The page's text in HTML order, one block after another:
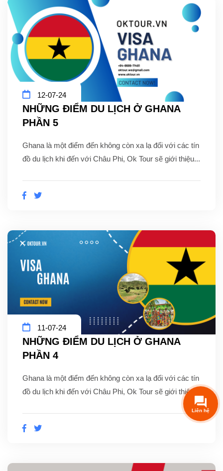
12-07-24
NHỮNG ĐIỂM DU LỊCH Ở GHANA
PHẦN 5
Ghana là một điểm đến không còn xa lạ đối với các tín
đồ du lịch khi đến với Châu Phi, Ok Tour sẽ giới thiệu...
11-07-24
NHỮNG ĐIỂM DU LỊCH Ở GHANA
PHẦN 4
Ghana là một điểm đến không còn xa lạ đối với các tín
đồ du lịch khi đến với Châu Phi, Ok Tour sẽ giới thiệu...